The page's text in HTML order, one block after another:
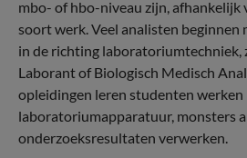
mbo- of hbo-niveau zijn, afhankelijk
soort werk. Veel analisten beginnen
in de richting laboratoriumtechniek,
Laborant of Biologisch Medisch
opleidingen leren studenten werken
laboratoriumapparatuur, monsters
onderzoeksresultaten verwerken.